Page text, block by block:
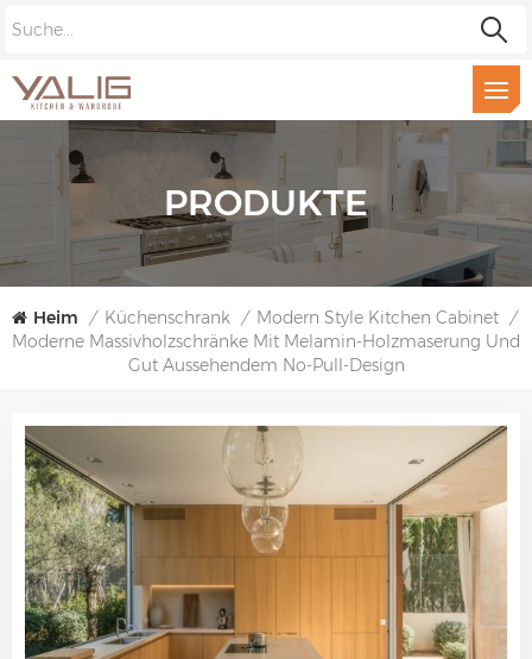
PRODUKTE
Heim / Küchenschrank / Modern Style Kitchen Cabinet /
Moderne Massivholzschränke Mit Melamin-Holzmaserung Und
Gut Aussehendem No-Pull-Design